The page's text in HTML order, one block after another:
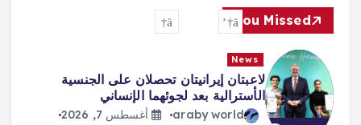
You Missed
News
لاعبتان إيرانيتان تحصلان على الجنسية
الأسترالية بعد لجوئهما الإنساني
araby world
أغسطس 7, 2026